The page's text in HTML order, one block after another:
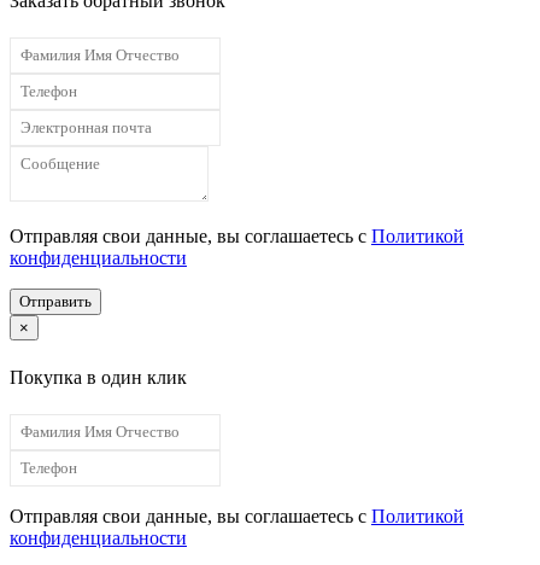
Отправляя свои данные, вы соглашаетесь с Политикой
конфиденциальности
Отправить
×
Покупка в один клик
Отправляя свои данные, вы соглашаетесь с Политикой
конфиденциальности